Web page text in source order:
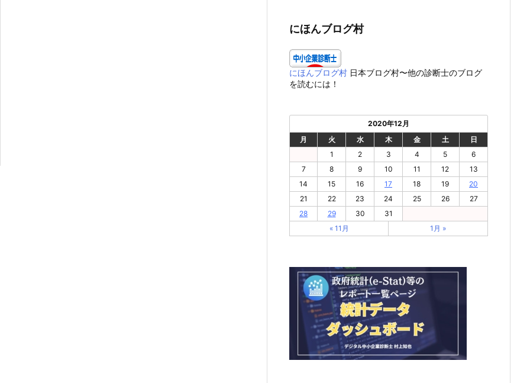
ー
にほんブログ村
にほんブログ村 日本ブログ村〜他の診断士のブログ
を読むには！
2020年12月
月
火 水 木 金 土
日
1
2 3 4 5
6
7
8 9 10 11 12
13
14
15 16 17 18 19
20
21
22 23 24 25 26
27
28
29 30
31
« 11月
1月 »